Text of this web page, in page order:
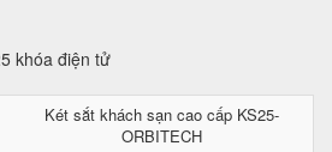
Két sắt khách sạn cao cấp KS25-
ORBITECH